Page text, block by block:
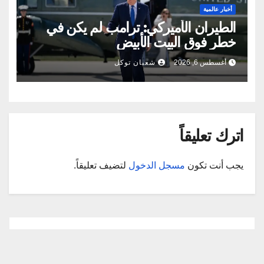
أخبار عالمية
الطيران الأميركي: ترامب لم يكن في
خطر فوق البيت الأبيض
أغسطس 6, 2026 شعبان توكل
اترك تعليقاً
يجب أنت تكون مسجل الدخول لتضيف تعليقاً.